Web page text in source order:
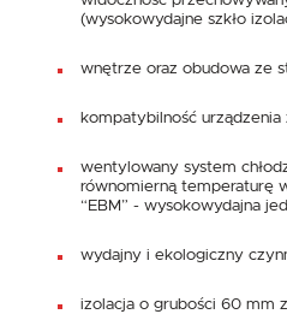
(wysokowydajne szkło
wnętrze oraz obudowa ze
kompatybilność
wentylowany system
równomierną temperaturę
“EBM” - wysokowydajna
wydajny i ekologiczny
izolacja o grubości 60 mm